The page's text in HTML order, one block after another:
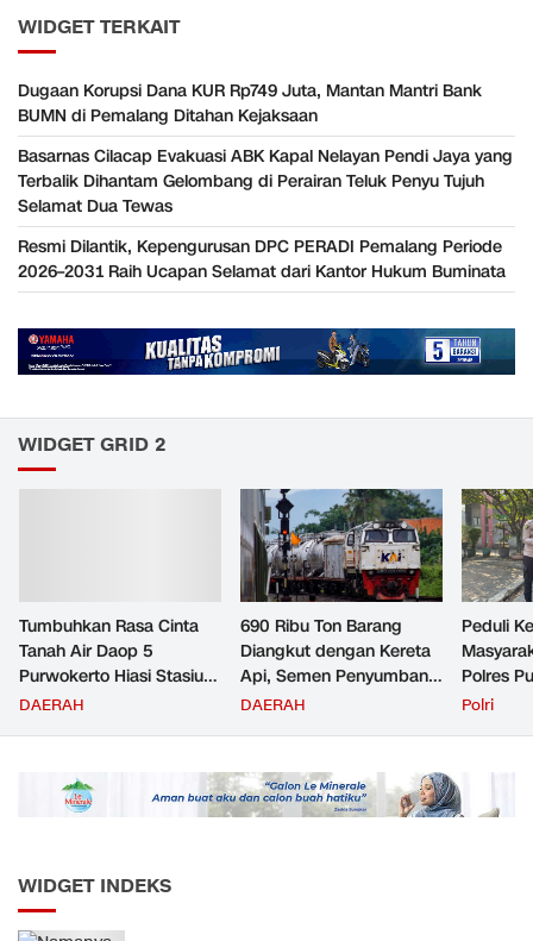
WIDGET TERKAIT
Dugaan Korupsi Dana KUR Rp749 Juta, Mantan Mantri Bank
BUMN di Pemalang Ditahan Kejaksaan
Basarnas Cilacap Evakuasi ABK Kapal Nelayan Pendi Jaya yang
Terbalik Dihantam Gelombang di Perairan Teluk Penyu Tujuh
Selamat Dua Tewas
Resmi Dilantik, Kepengurusan DPC PERADI Pemalang Periode
2026–2031 Raih Ucapan Selamat dari Kantor Hukum Buminata
WIDGET GRID 2
Tumbuhkan Rasa Cinta
Tanah Air Daop 5
Purwokerto Hiasi Stasiun
dengan Ornamen
DAERAH
690 Ribu Ton Barang
Diangkut dengan Kereta
Api, Semen Penyumbang
Volume Terbesar
Semester 1 Tahun 2026
DAERAH
Peduli
Polres
Jemput
Polri
WIDGET INDEKS